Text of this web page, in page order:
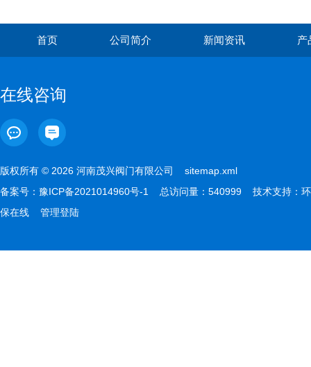
首页 公司简介 新闻资讯 产
在线咨询
版权所有 © 2026 河南茂兴阀门有限公司 sitemap.xml
备案号： 豫ICP备2021014960号-1 总访问量：540999 技术支持： 环
保在线
管理登陆